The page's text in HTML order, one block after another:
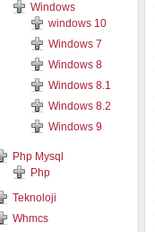
Windows
windows 10
Windows 7
Windows 8
Windows 8.1
Windows 8.2
Windows 9
Php Mysql
Php
Teknoloji
Whmcs